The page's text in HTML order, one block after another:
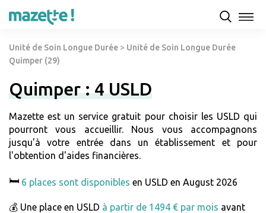
Unité de Soin Longue Durée > Unité de Soin Longue Durée
Quimper (29)
Quimper : 4 USLD
Mazette est un service gratuit pour choisir les USLD qui
pourront vous accueillir. Nous vous accompagnons
jusqu'à votre entrée dans un établissement et pour
l'obtention d'aides financières.
🛏️ 6 places sont disponibles en USLD en August 2026
💰 Une place en USLD à partir de 1494 € par mois avant